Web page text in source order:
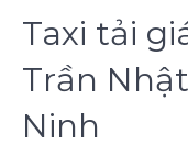
Taxi tải
Trần
Ninh